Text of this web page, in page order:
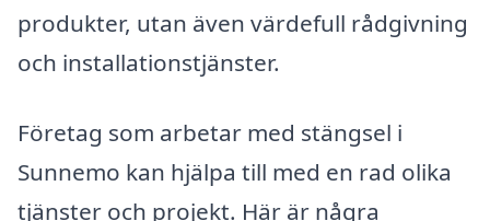
produkter, utan även värdefull rådgivning
och installationstjänster.
Företag som arbetar med stängsel i
Sunnemo kan hjälpa till med en rad olika
tjänster och projekt. Här är några